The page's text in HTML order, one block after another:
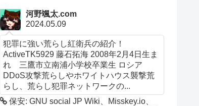
河野颯太.com
2024.05.09
犯罪に強い荒らし紅衛兵の紹介！
ActiveTK5929 藤石拓海 2008年2月4日生ま
れ 三鷹市立南浦小学校卒業生 ロシア
DDoS攻撃荒らしやホワイトハウス襲撃荒
らし、荒らし犯罪ネットワークの...
保安: GNU social JP Wiki、Misskey.io、